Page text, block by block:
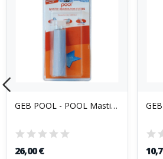
GEB POOL - POOL Mastic Réparation Fuites Blister
26,00 €